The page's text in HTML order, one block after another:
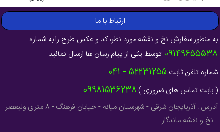
ارتباط با ما
به منظور سفارش نخ و نقشه مورد نظر، کد و عکس طرح را به شماره
09149655538 توسط یکی از پیام رسان ها ارسال نمائید .
شماره تلفن ثابت 52231255 - 041
( بابت تماس های ضروری ) 09981536238
آدرس : آذربایجان شرقی - شهرستان میانه - خیابان فرهنگ - 8 متری ولیعصر
- نخ و نقشه ماندگار